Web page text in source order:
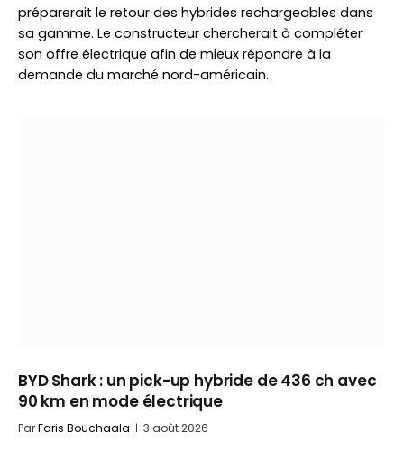
préparerait le retour des hybrides rechargeables dans
sa gamme. Le constructeur chercherait à compléter
son offre électrique afin de mieux répondre à la
demande du marché nord-américain.
BYD Shark : un pick-up hybride de 436 ch avec
90 km en mode électrique
ParFaris Bouchaala 3 août 2026